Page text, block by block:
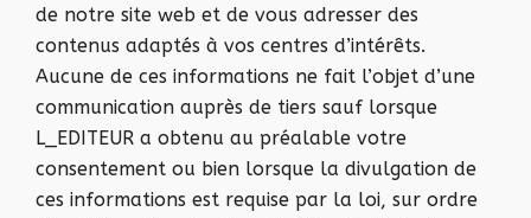
de notre site web et de vous adresser des
contenus adaptés à vos centres d’intérêts.
Aucune de ces informations ne fait l’objet d’une
communication auprès de tiers sauf lorsque
L_EDITEUR a obtenu au préalable votre
consentement ou bien lorsque la divulgation de
ces informations est requise par la loi, sur ordre